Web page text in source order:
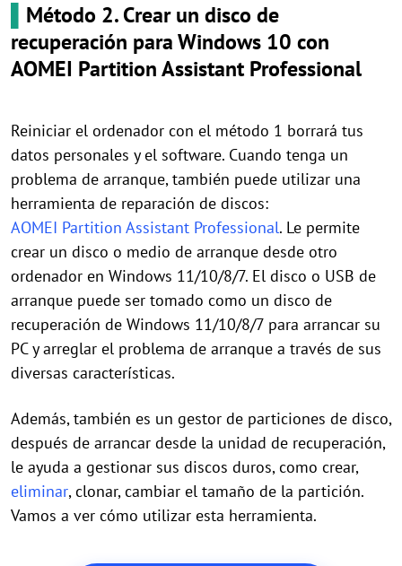
Método 2. Crear un disco de
recuperación para Windows 10 con
AOMEI Partition Assistant Professional
Reiniciar el ordenador con el método 1 borrará tus
datos personales y el software. Cuando tenga un
problema de arranque, también puede utilizar una
herramienta de reparación de discos:
AOMEI Partition Assistant Professional. Le permite
crear un disco o medio de arranque desde otro
ordenador en Windows 11/10/8/7. El disco o USB de
arranque puede ser tomado como un disco de
recuperación de Windows 11/10/8/7 para arrancar su
PC y arreglar el problema de arranque a través de sus
diversas características.
Además, también es un gestor de particiones de disco,
después de arrancar desde la unidad de recuperación,
le ayuda a gestionar sus discos duros, como crear,
eliminar, clonar, cambiar el tamaño de la partición.
Vamos a ver cómo utilizar esta herramienta.